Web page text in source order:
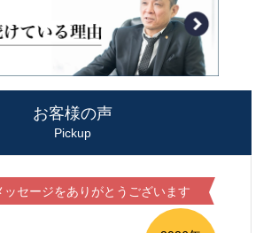
お客様の声
Pickup
ッセージをありがとうございます